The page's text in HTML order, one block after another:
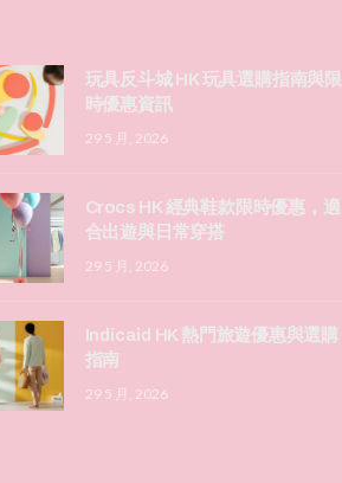
玩具反斗城 HK 玩具選購指南與限
時優惠資訊
29 5 月, 2026
Crocs HK 經典鞋款限時優惠，適
合出遊與日常穿搭
29 5 月, 2026
Indicaid HK 熱門旅遊優惠與選購
指南
29 5 月, 2026